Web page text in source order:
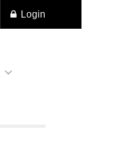
Login